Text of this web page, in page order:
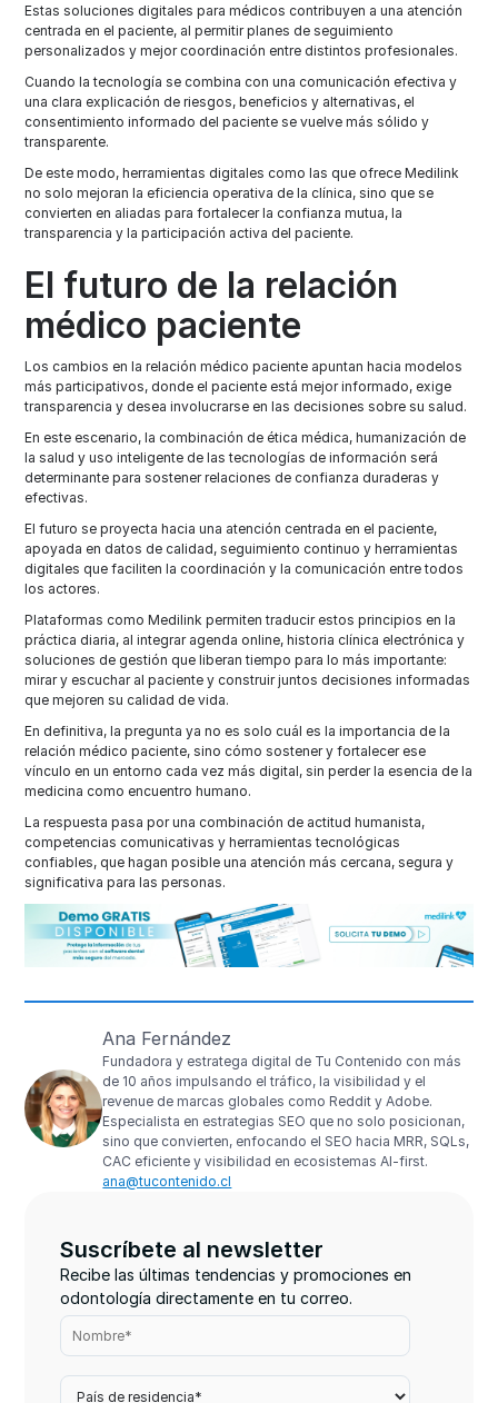
Estas soluciones digitales para médicos contribuyen a una atención
centrada en el paciente, al permitir planes de seguimiento
personalizados y mejor coordinación entre distintos profesionales.
Cuando la tecnología se combina con una comunicación efectiva y
una clara explicación de riesgos, beneficios y alternativas, el
consentimiento informado del paciente se vuelve más sólido y
transparente.
De este modo, herramientas digitales como las que ofrece Medilink
no solo mejoran la eficiencia operativa de la clínica, sino que se
convierten en aliadas para fortalecer la confianza mutua, la
transparencia y la participación activa del paciente.
El futuro de la relación
médico paciente
Los cambios en la relación médico paciente apuntan hacia modelos
más participativos, donde el paciente está mejor informado, exige
transparencia y desea involucrarse en las decisiones sobre su salud.
En este escenario, la combinación de ética médica, humanización de
la salud y uso inteligente de las tecnologías de información será
determinante para sostener relaciones de confianza duraderas y
efectivas.
El futuro se proyecta hacia una atención centrada en el paciente,
apoyada en datos de calidad, seguimiento continuo y herramientas
digitales que faciliten la coordinación y la comunicación entre todos
los actores.
Plataformas como Medilink permiten traducir estos principios en la
práctica diaria, al integrar agenda online, historia clínica electrónica y
soluciones de gestión que liberan tiempo para lo más importante:
mirar y escuchar al paciente y construir juntos decisiones informadas
que mejoren su calidad de vida.
En definitiva, la pregunta ya no es solo cuál es la importancia de la
relación médico paciente, sino cómo sostener y fortalecer ese
vínculo en un entorno cada vez más digital, sin perder la esencia de la
medicina como encuentro humano.
La respuesta pasa por una combinación de actitud humanista,
competencias comunicativas y herramientas tecnológicas
confiables, que hagan posible una atención más cercana, segura y
significativa para las personas.
Ana Fernández
Fundadora y estratega digital de Tu Contenido con más
de 10 años impulsando el tráfico, la visibilidad y el
revenue de marcas globales como Reddit y Adobe.
Especialista en estrategias SEO que no solo posicionan,
sino que convierten, enfocando el SEO hacia MRR, SQLs,
CAC eficiente y visibilidad en ecosistemas AI-first.
ana@tucontenido.cl
Suscríbete al newsletter
Recibe las últimas tendencias y promociones en
odontología directamente en tu correo.